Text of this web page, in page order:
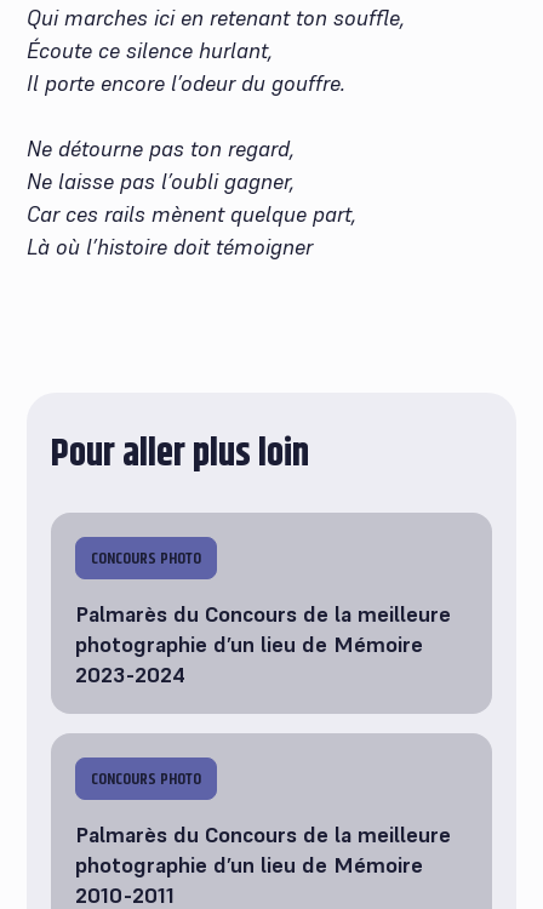
Pour aller plus loin
CONCOURS PHOTO
Palmarès du Concours de la meilleure
photographie d’un lieu de Mémoire
2023-2024
CONCOURS PHOTO
Palmarès du Concours de la meilleure
photographie d’un lieu de Mémoire
2010-2011
Qui marches ici en retenant ton souffle,
Écoute ce silence hurlant,
Il porte encore l’odeur du gouffre.
Ne détourne pas ton regard,
Ne laisse pas l’oubli gagner,
Car ces rails mènent quelque part,
Là où l’histoire doit témoigner